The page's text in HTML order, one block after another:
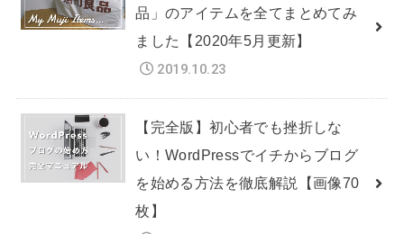
品」のアイテムを全てまとめてみ
ました【2020年5月更新】
2019.10.23
【完全版】初心者でも挫折しな
い！WordPressでイチからブログ
を始める方法を徹底解説【画像70
枚】